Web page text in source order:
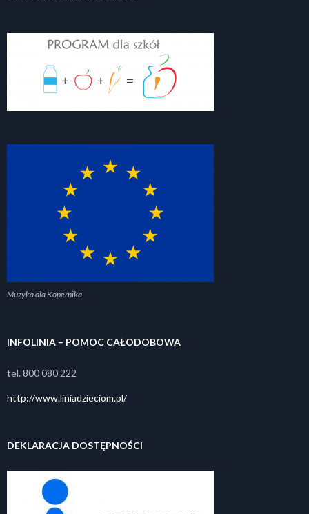
Muzyka dla Kopernika
INFOLINIA – POMOC CAŁODOBOWA
tel. 800 080 222
http://www.liniadzieciom.pl/
DEKLARACJA DOSTĘPNOŚCI